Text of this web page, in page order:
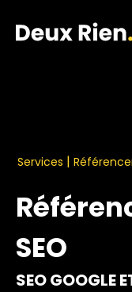
Services |
SEO
SEO GOOGLE